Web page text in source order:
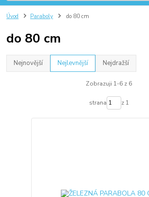
Úvod Paraboly do 80 cm
do 80 cm
Nejnovější Nejlevnější Nejdražší
Zobrazuji 1-6 z 6
strana z 1